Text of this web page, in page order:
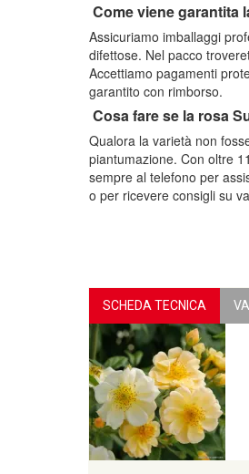
Come viene garantita
Assicuriamo imballaggi
difettose. Nel pacco
Accettiamo pagamenti
garantito con rimborso.
Cosa fare se la rosa
Qualora la varietà non
piantumazione. Con oltre
sempre al telefono per
o per ricevere consigli su
SCHEDA TECNICA